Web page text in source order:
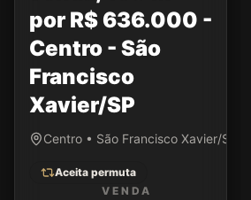
por R$ 636.000 -
Centro - São
Francisco
Xavier/SP
Centro • São Francisco Xavier/SP
Aceita permuta
VENDA